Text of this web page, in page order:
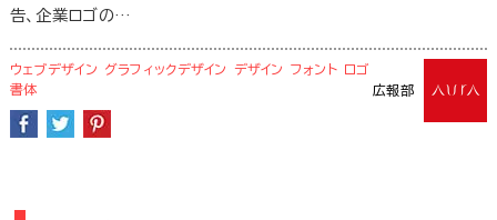
告、企業ロゴの…
広報部
ウェブデザイン グラフィックデザイン デザイン フォント
ロゴ
書体